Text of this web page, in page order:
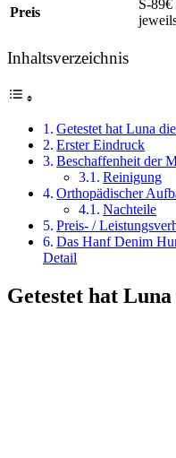
Preis
S-
Inhaltsverzeichnis
Getestet hat Luna
Erster Eindruck
Beschaffenheit der
Reinigung
Orthopädischer
Nachteile
Preis- /
Das Hanf Denim
Detail
Getestet hat Luna